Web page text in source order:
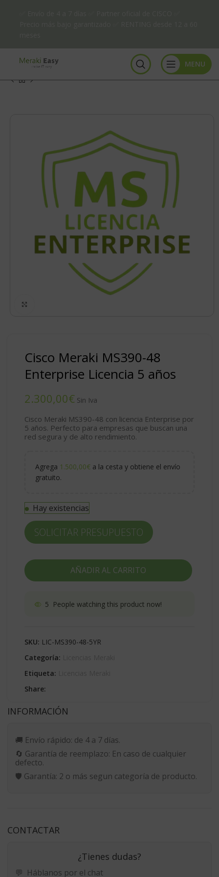
MENU
Cisco Meraki MS390-48
Enterprise Licencia 5 años
€
Cisco Meraki MS390-48 con licencia Enterprise por
5 años. Perfecto para empresas que buscan una
red segura y de alto rendimiento.
Agrega 1.500,00€ a la cesta y obtiene el envío
gratuito.
Hay existencias
AÑADIR AL CARRITO
SOLICITAR PRESUPUESTO
5 People watching this product now!
SKU: LIC-MS390-48-5YR
Categoría:
Etiqueta:
Share:
INFORMACIÓN
🚚 Envío rápido: de 4 a 7 días.
🔄 Garantía de reemplazo: En caso de cualquier
defecto.
🛡️ Garantía: 2 o más segun categoría de producto.
CONTACTAR
¿Tienes dudas?
💬 Háblanos por el chat